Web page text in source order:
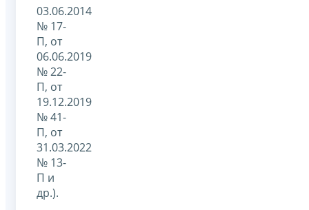
03.06.2014
№ 17-
П, от
06.06.2019
№ 22-
П, от
19.12.2019
№ 41-
П, от
31.03.2022
№ 13-
П и
др.).